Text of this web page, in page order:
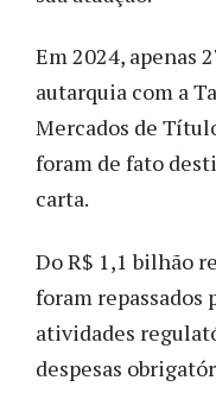
Em 2024, apenas
autarquia com a
Mercados de
foram de fato
carta.
Do R$ 1,1 bilhão
foram repassados
atividades
despesas